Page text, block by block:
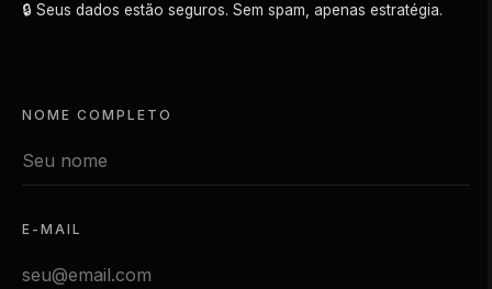
🔒 Seus dados estão seguros. Sem spam, apenas estratégia.
NOME COMPLETO
E-MAIL